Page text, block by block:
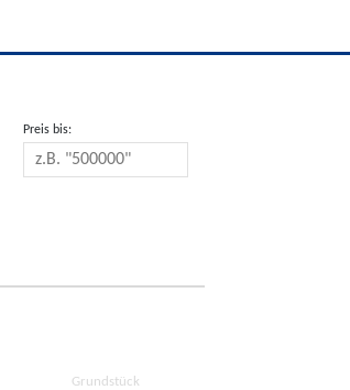
Preis bis:
Grundstück